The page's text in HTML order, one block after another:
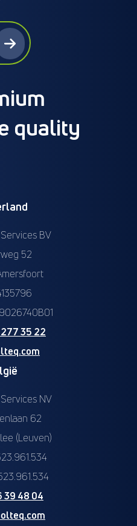
quality
BV
52
277 35 22
NV
62
(Leuven)
39 48 04